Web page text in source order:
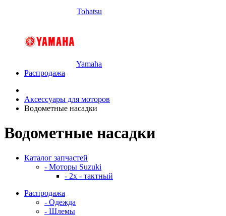
Tohatsu
Yamaha
Распродажа
Аксессуары для моторов
Водометные насадки
Водометные насадки
Каталог запчастей
- Моторы Suzuki
- 2x - тактный
Распродажа
- Одежда
- Шлемы